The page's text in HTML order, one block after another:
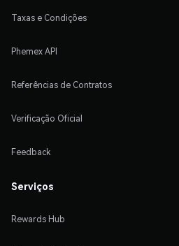
Taxas e Condições
Phemex API
Referências de Contratos
Verificação Oficial
Feedback
Serviços
Rewards Hub